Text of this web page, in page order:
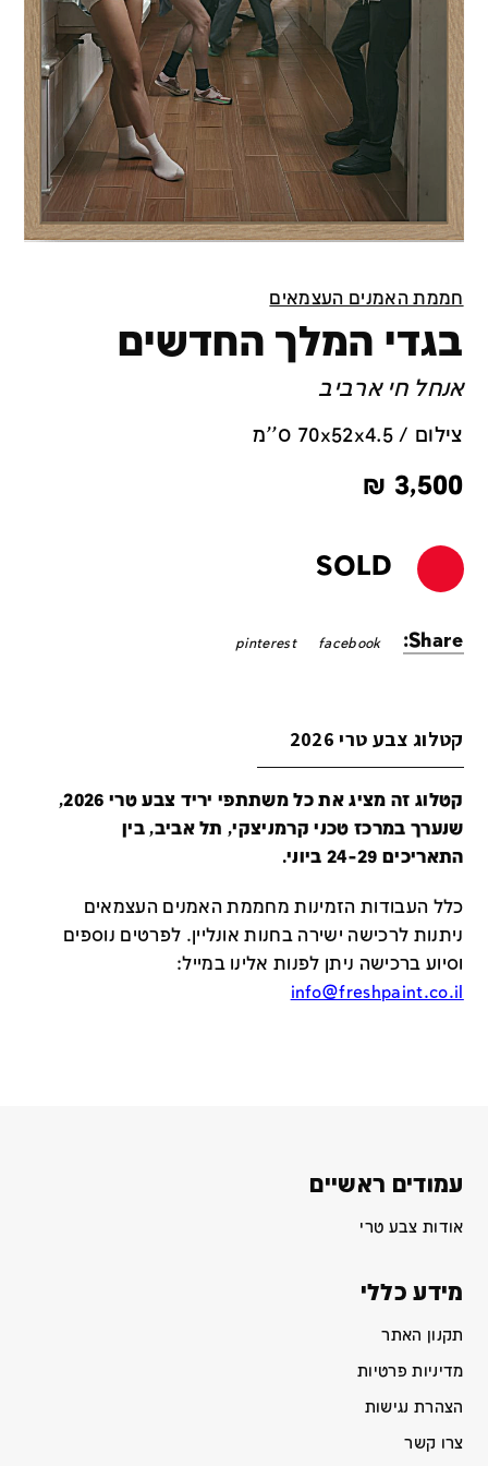
חממת האמנים העצמאים
בגדי המלך החדשים
אנחל חי ארביב
צילום / 70x52x4.5 ס''מ
3,500
₪
SOLD
Share:
facebook
pinterest
קטלוג צבע טרי 2026
קטלוג זה מציג את כל משתתפי יריד צבע טרי 2026,
שנערך במרכז טכני קרמניצקי, תל אביב, בין
התאריכים 24-29 ביוני.
כלל העבודות הזמינות מחממת האמנים העצמאים
ניתנות לרכישה ישירה בחנות אונליין. לפרטים נוספים
וסיוע ברכישה ניתן לפנות אלינו במייל:
info@freshpaint.co.il
עמודים ראשיים
אודות צבע טרי
מידע כללי
תקנון האתר
מדיניות פרטיות
הצהרת נגישות
צרו קשר